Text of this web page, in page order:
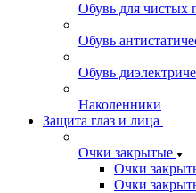
Обувь для чистых
Обувь
Обувь
Наколенники
Защита глаз и лица
Очки закрытые
Очки
Очки